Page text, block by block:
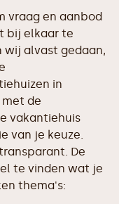
vraag en aanbod
bij elkaar te
wij alvast gedaan,
in
de
vakantiehuis
van je keuze.
De
te vinden wat je
thema's: